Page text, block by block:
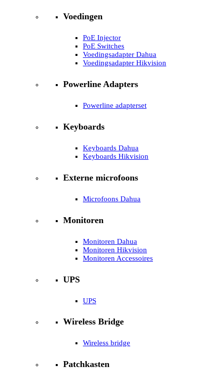
Voedingen
PoE Injector
PoE Switches
Voedingsadapter Dahua
Voedingsadapter Hikvision
Powerline Adapters
Powerline adapterset
Keyboards
Keyboards Dahua
Keyboards Hikvision
Externe microfoons
Microfoons Dahua
Monitoren
Monitoren Dahua
Monitoren Hikvision
Monitoren Accessoires
UPS
UPS
Wireless Bridge
Wireless bridge
Patchkasten